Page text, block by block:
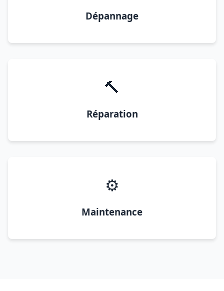
Dépannage
🔨
Réparation
⚙️
Maintenance